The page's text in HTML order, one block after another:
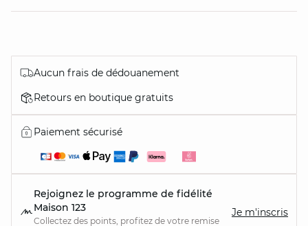
Aucun frais de dédouanement
Retours en boutique gratuits
Paiement sécurisé
Rejoignez le programme de fidélité
Maison 123
Collectez des points, profitez de votre remise
Je m'inscris